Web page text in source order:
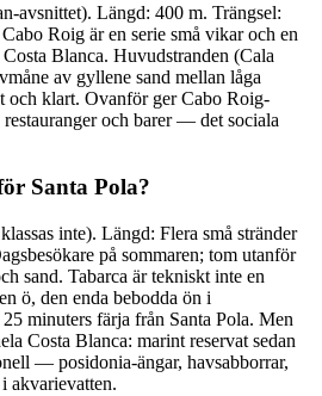
avsnittet). Längd: 400 m. Trängsel:
Roig är en serie små vikar och en
Blanca. Huvudstranden (Cala
av gyllene sand mellan låga
och klart. Ovanför ger Cabo Roig-
och barer — det sociala
Santa Pola?
inte). Längd: Flera små stränder
på sommaren; tom utanför
sand. Tabarca är tekniskt inte en
ö, den enda bebodda ön i
minuters färja från Santa Pola. Men
Costa Blanca: marint reservat sedan
— posidonia-ängar, havsabborrar,
akvarievatten.